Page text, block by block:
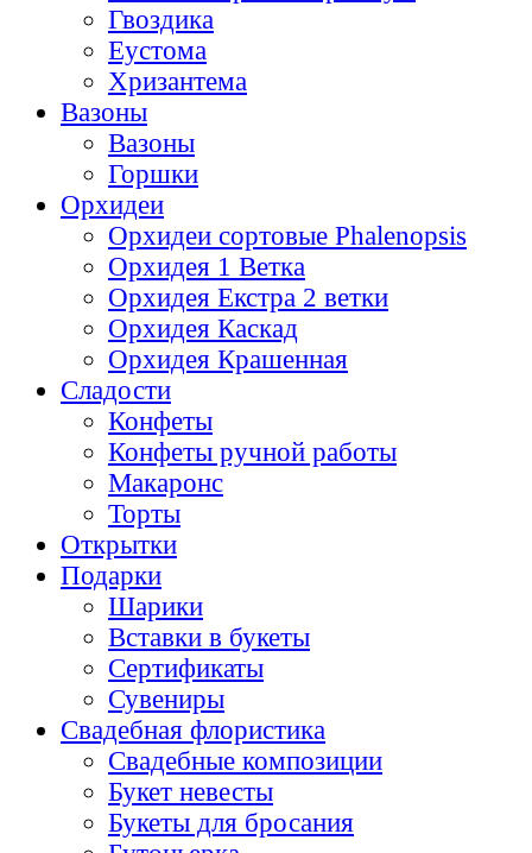
Гвоздика
Еустома
Хризантема
Вазоны
Вазоны
Горшки
Орхидеи
Орхидеи сортовые Phalenopsis
Орхидея 1 Ветка
Орхидея Екстра 2 ветки
Орхидея Каскад
Орхидея Крашенная
Сладости
Конфеты
Конфеты ручной работы
Макаронс
Торты
Открытки
Подарки
Шарики
Вставки в букеты
Сертификаты
Сувениры
Свадебная флористика
Свадебные композиции
Букет невесты
Букеты для бросания